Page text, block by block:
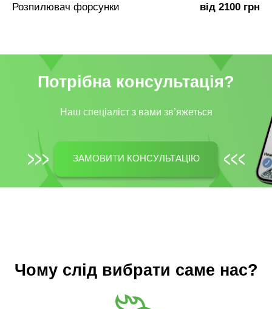
Розпилювач форсунки
від 2100 грн
Потрібна консультація?
Наш спеціаліст з вами зв’яжеться
ЗАМОВИТИ КОНСУЛЬТАЦІЮ
Чому слід вибрати саме нас?